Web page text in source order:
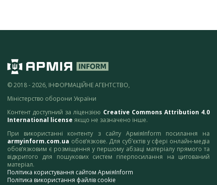
© 2018 - 2026, ІНФОРМАЦІЙНЕ АГЕНТСТВО,
Міністерство оборони України
Контент доступний за ліцензією Creative Commons Attribution 4.0
International license якщо не зазначено інше.
При використанні контенту з сайту АрміяInform посилання на
armyinform.com.ua обов’язкове. Для суб’єктів у сфері онлайн-медіа
обов’язковим є розміщення у першому абзаці матеріалу прямого та
відкритого для пошукових систем гіперпосилання на цитований
матеріал.
Політика користування сайтом АрміяInform
Політика використання файлів cookie